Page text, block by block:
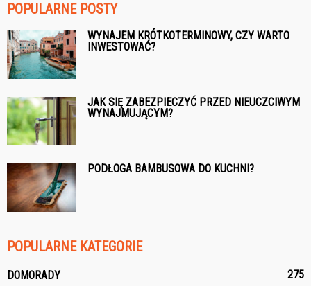
POPULARNE POSTY
WYNAJEM KRÓTKOTERMINOWY, CZY WARTO
INWESTOWAĆ?
JAK SIĘ ZABEZPIECZYĆ PRZED NIEUCZCIWYM
WYNAJMUJĄCYM?
PODŁOGA BAMBUSOWA DO KUCHNI?
POPULARNE KATEGORIE
DOMORADY 275